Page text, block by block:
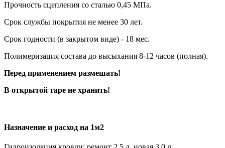
Прочность сцепления со сталью 0,45 МПа.
Срок службы покрытия не менее 30 лет.
Срок годности (в закрытом виде) - 18 мес.
Полимеризация состава до высыхания 8-12 часов (полная).
Перед применением размешать!
В открытой таре не хранить!
Назначение и расход на 1м2